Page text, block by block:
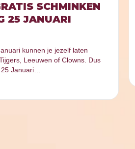
SCHMINKEN
25 JANUARI
kunnen je jezelf laten
Leeuwen of Clowns. Dus
Januari…